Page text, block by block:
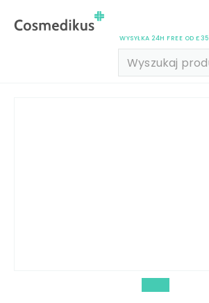
WYSYŁKA 24H FREE OD £35